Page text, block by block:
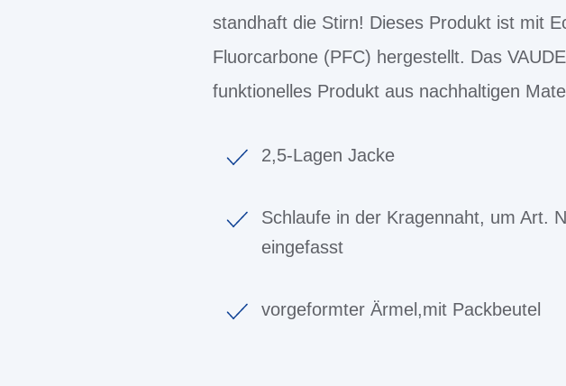
standhaft die Stirn! Dieses Produkt ist mit
Fluorcarbone (PFC) hergestellt. Das
funktionelles Produkt aus nachhaltigen
2,5-Lagen Jacke
Schlaufe in der Kragennaht, um Art.
eingefasst
vorgeformter Ärmel,mit Packbeutel